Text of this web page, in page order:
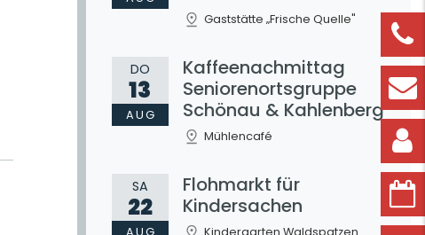
Gaststätte „Frische Quelle"
DO
13
AUG
Kaffeenachmittag
Seniorenortsgruppe
Schönau & Kahlenberg
Mühlencafé
SA
22
AUG
Flohmarkt für
Kindersachen
Kindergarten Waldspatzen